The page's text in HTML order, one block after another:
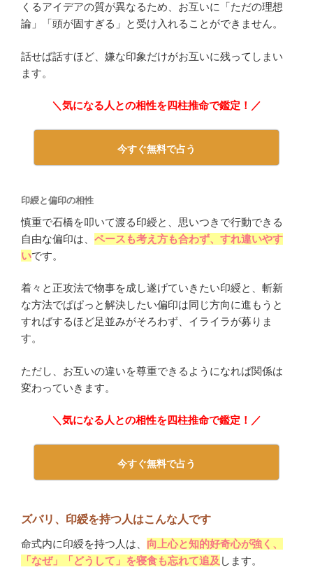
くるアイデアの質が異なるため、お互いに「ただの理想
論」「頭が固すぎる」と受け入れることができません。
話せば話すほど、嫌な印象だけがお互いに残ってしまい
ます。
＼気になる人との相性を四柱推命で鑑定！／
今すぐ無料で占う
印綬と偏印の相性
慎重で石橋を叩いて渡る印綬と、思いつきで行動できる
自由な偏印は、 ペースも考え方も合わず、すれ違いやす
いです。
着々と正攻法で物事を成し遂げていきたい印綬と、斬新
な方法でぱぱっと解決したい偏印は同じ方向に進もうと
すればするほど足並みがそろわず、イライラが募りま
す。
ただし、お互いの違いを尊重できるようになれば関係は
変わっていきます。
＼気になる人との相性を四柱推命で鑑定！／
今すぐ無料で占う
ズバリ、印綬を持つ人はこんな人です
命式内に印綬を持つ人は、 向上心と知的好奇心が強く、
「なぜ」「どうして」を寝食も忘れて追及 します。